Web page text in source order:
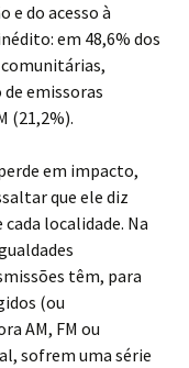
e do acesso à
em 48,6% dos
emissoras
(21,2%).
em impacto,
que ele diz
localidade. Na
têm, para
(ou
AM, FM ou
sofrem uma série